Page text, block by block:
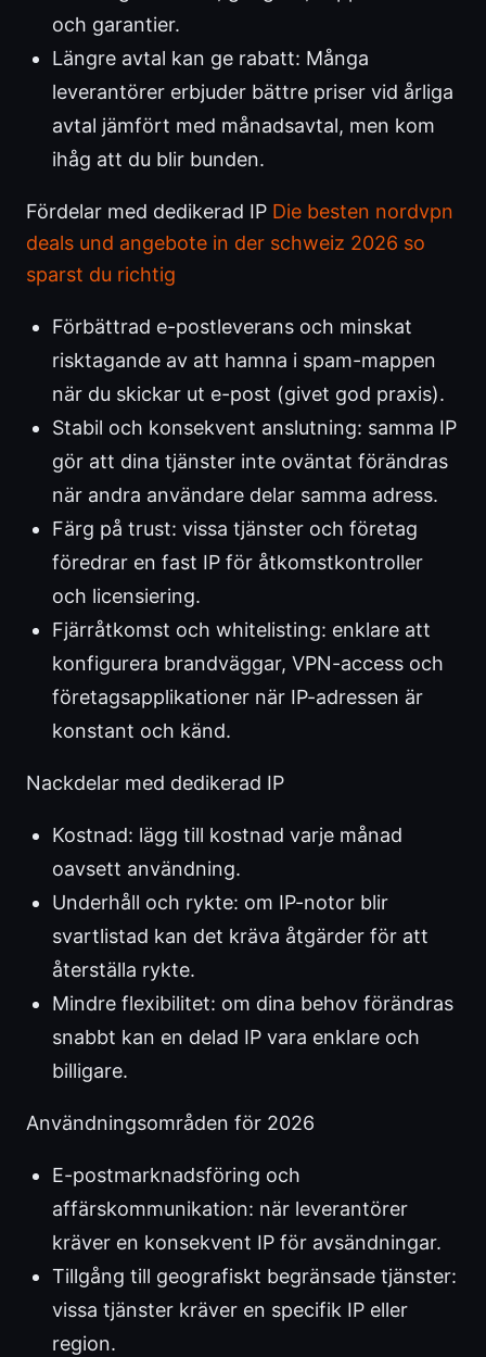
och garantier.
Längre avtal kan ge rabatt: Många
leverantörer erbjuder bättre priser vid årliga
avtal jämfört med månadsavtal, men kom
ihåg att du blir bunden.
Fördelar med dedikerad IP Die besten nordvpn
deals und angebote in der schweiz 2026 so
sparst du richtig
Förbättrad e-postleverans och minskat
risktagande av att hamna i spam-mappen
när du skickar ut e-post (givet god praxis).
Stabil och konsekvent anslutning: samma IP
gör att dina tjänster inte oväntat förändras
när andra användare delar samma adress.
Färg på trust: vissa tjänster och företag
föredrar en fast IP för åtkomstkontroller
och licensiering.
Fjärråtkomst och whitelisting: enklare att
konfigurera brandväggar, VPN-access och
företagsapplikationer när IP-adressen är
konstant och känd.
Nackdelar med dedikerad IP
Kostnad: lägg till kostnad varje månad
oavsett användning.
Underhåll och rykte: om IP-notor blir
svartlistad kan det kräva åtgärder för att
återställa rykte.
Mindre flexibilitet: om dina behov förändras
snabbt kan en delad IP vara enklare och
billigare.
Användningsområden för 2026
E-postmarknadsföring och
affärskommunikation: när leverantörer
kräver en konsekvent IP för avsändningar.
Tillgång till geografiskt begränsade tjänster:
vissa tjänster kräver en specifik IP eller
region.